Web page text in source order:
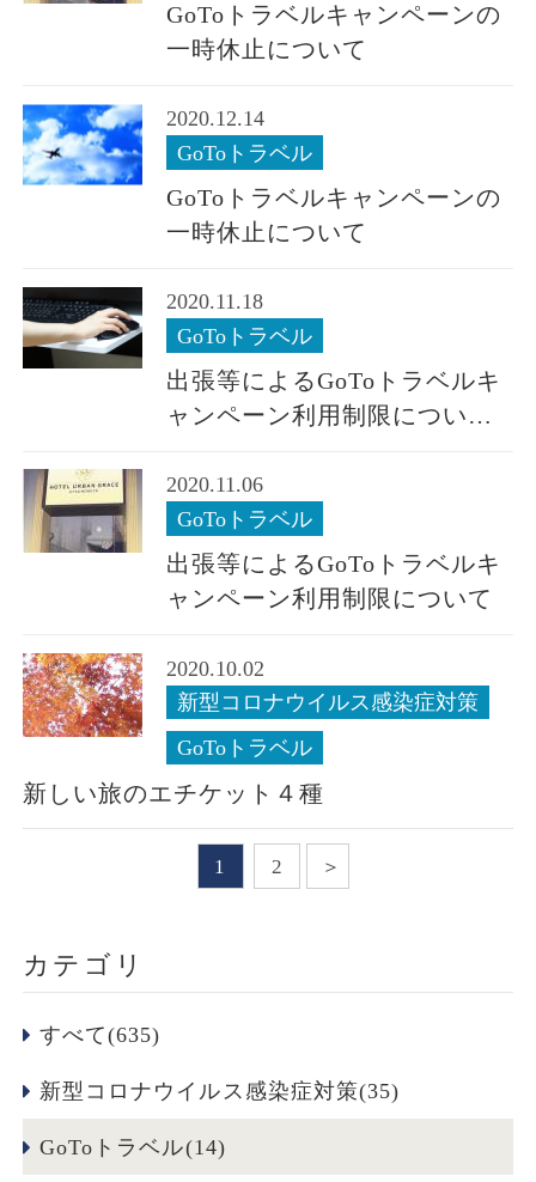
GoToトラベルキャンペーンの
一時休止について
2020.12.14
GoToトラベル
GoToトラベルキャンペーンの
一時休止について
2020.11.18
GoToトラベル
出張等によるGoToトラベルキ
ャンペーン利用制限について
2020.11.06
GoToトラベル
出張等によるGoToトラベルキ
ャンペーン利用制限について
2020.10.02
新型コロナウイルス感染症対策
GoToトラベル
新しい旅のエチケット４種
1 2
カテゴリ
すべて(635)
新型コロナウイルス感染症対策(35)
GoToトラベル(14)